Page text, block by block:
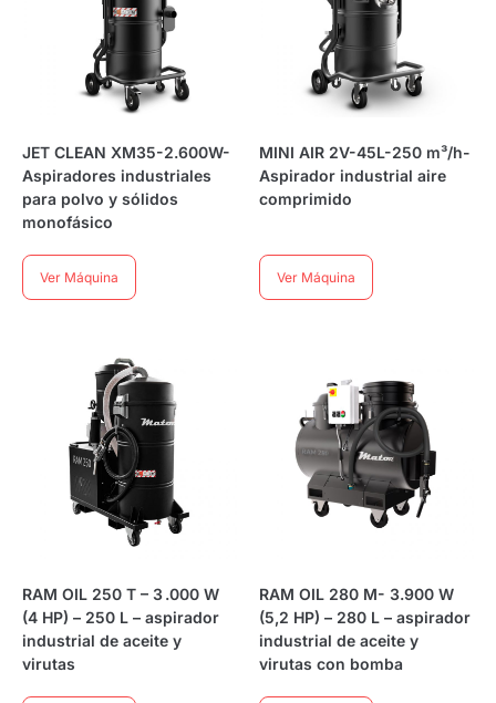
JET CLEAN XM35-2.600W-
Aspiradores industriales
para polvo y sólidos
monofásico
Ver Máquina
MINI AIR 2V-45L-250 m³/h-
Aspirador industrial aire
comprimido
Ver Máquina
RAM OIL 250 T – 3 .000 W
(4 HP) – 250 L – aspirador
industrial de aceite y
virutas
RAM OIL 280 M- 3.900 W
(5,2 HP) – 280 L – aspirador
industrial de aceite y
virutas con bomba